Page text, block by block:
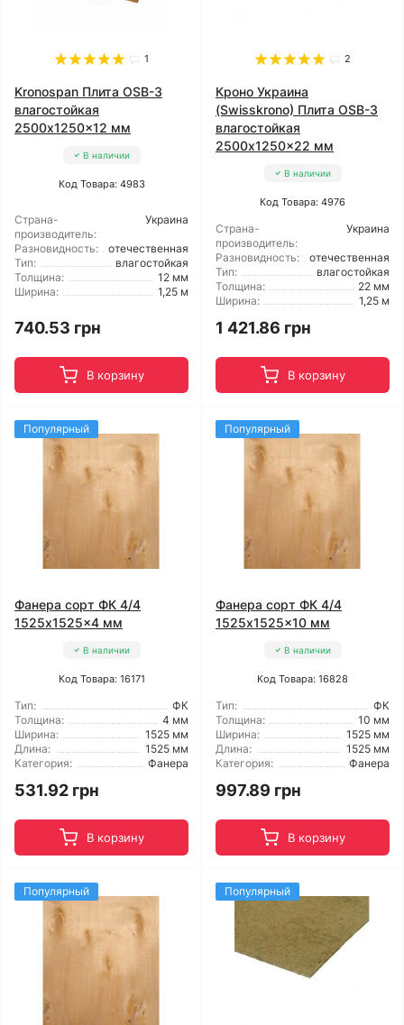
1
Kronospan Плита OSB-3
влагостойкая
2500x1250x12 мм
В наличии
Код Товара: 4983
Страна-
производитель:
Украина
Разновидность:
отечественная
Тип:
влагостойкая
Толщина:
12 мм
Ширина:
1,25 м
740.53 грн
В корзину
2
Кроно Украина
(Swisskrono) Плита OSB-3
влагостойкая
2500x1250x22 мм
В наличии
Код Товара: 4976
Страна-
производитель:
Украина
Разновидность:
отечественная
Тип:
влагостойкая
Толщина:
22 мм
Ширина:
1,25 м
1 421.86 грн
В корзину
Популярный
Фанера сорт ФК 4/4
1525x1525x4 мм
В наличии
Код Товара: 16171
Тип:
ФК
Толщина:
4 мм
Ширина:
1525 мм
Длина:
1525 мм
Категория:
Фанера
531.92 грн
В корзину
Популярный
Фанера сорт ФК 4/4
1525x1525x10 мм
В наличии
Код Товара: 16828
Тип:
ФК
Толщина:
10 мм
Ширина:
1525 мм
Длина:
1525 мм
Категория:
Фанера
997.89 грн
В корзину
Популярный Популярный